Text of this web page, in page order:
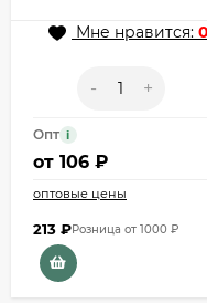
Мне нравится: 0
- +
Опт i
от 106 ₽
оптовые цены
213 ₽Розница от 1000 ₽